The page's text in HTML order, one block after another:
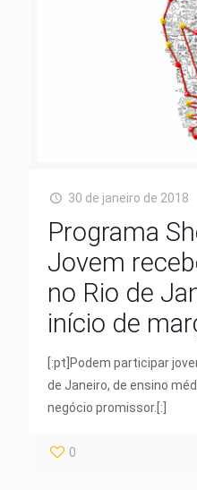
30 de janeiro de 2018
Programa
Jovem
no Rio de
início de
[:pt]Podem participar
de Janeiro, de ensino
negócio promissor.[:]
0